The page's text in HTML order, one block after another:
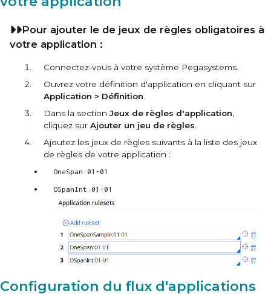
Pour ajouter le de jeux de règles obligatoires à
votre application :
Connectez-vous à votre système Pegasystems.
Ouvrez votre définition d'application en cliquant sur
Application > Définition
Dans la section Jeux de règles d'application
cliquez sur Ajouter un jeu de règles
Ajoutez les jeux de règles suivants à la liste des jeux
de règles de votre application :
OneSpan:01-01
OSpanInt:01-01
Configuration du flux d'applications